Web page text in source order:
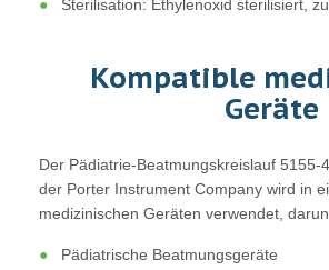
Sterilisation: Ethylenoxid sterilisiert,
Kompatible
Geräte
Der Pädiatrie-Beatmungskreislauf 5155-
der Porter Instrument Company wird in
medizinischen Geräten verwendet,
Pädiatrische Beatmungsgeräte